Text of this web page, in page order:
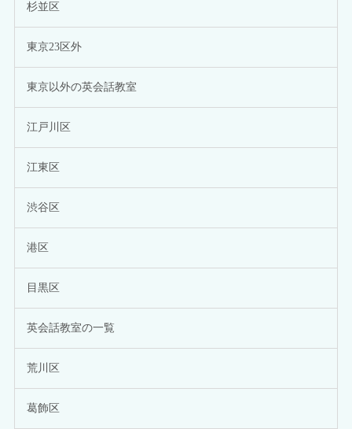
杉並区
東京23区外
東京以外の英会話教室
江戸川区
江東区
渋谷区
港区
目黒区
英会話教室の一覧
荒川区
葛飾区